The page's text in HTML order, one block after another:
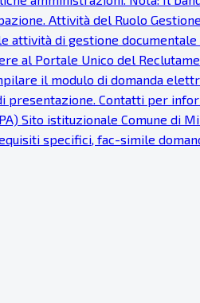
Attività del Ruolo
attività di gestione
al Portale Unico del
il modulo di domanda
presentazione. Contatti per
Sito istituzionale Comune di
specifici, fac-simile